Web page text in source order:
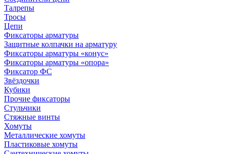
Талрепы
Тросы
Цепи
Фиксаторы арматуры
Защитные колпачки на арматуру
Фиксаторы арматуры «конус»
Фиксаторы арматуры «опора»
Фиксатор ФС
Звёздочки
Кубики
Прочие фиксаторы
Стульчики
Стяжные винты
Хомуты
Металлические хомуты
Пластиковые хомуты